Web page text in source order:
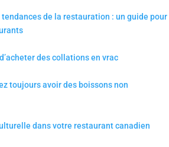
de la restauration : un guide pour
des collations en vrac
toujours avoir des boissons non
dans votre restaurant canadien